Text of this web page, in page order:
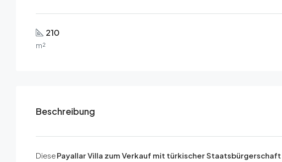
210
m²
Beschreibung
DiesePayallar Villa zum Verkauf mit türkischer Staatsbürgerschaft